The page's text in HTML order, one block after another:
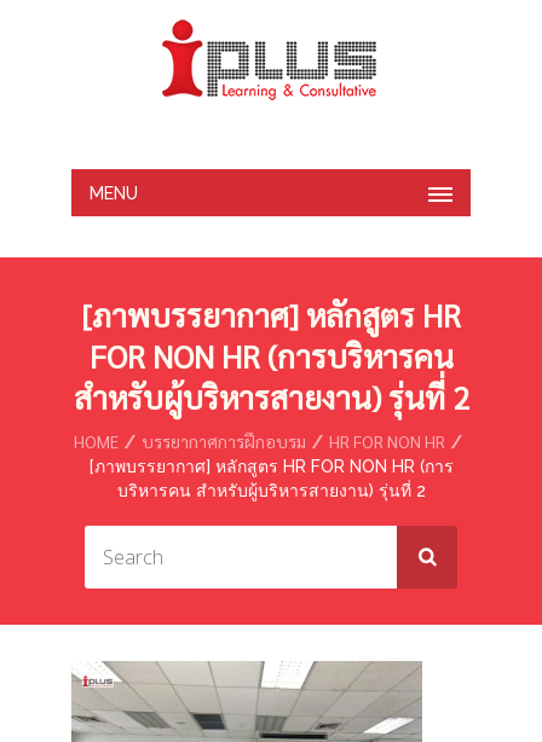
MENU
[ภาพบรรยากาศ] หลักสูตร HR
FOR NON HR (การบริหารคน
สำหรับผู้บริหารสายงาน) รุ่นที่ 2
HOME บรรยากาศการฝึกอบรม HR FOR NON HR
[ภาพบรรยากาศ] หลักสูตร HR FOR NON HR (การ
บริหารคน สำหรับผู้บริหารสายงาน) รุ่นที่ 2